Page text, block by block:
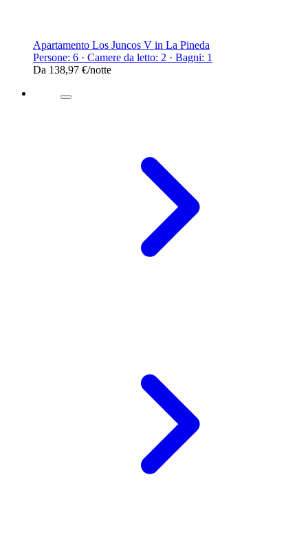
Apartamento Los Juncos V in La Pineda
Persone: 6 · Camere da letto: 2 · Bagni: 1
Da 138,97 €/notte